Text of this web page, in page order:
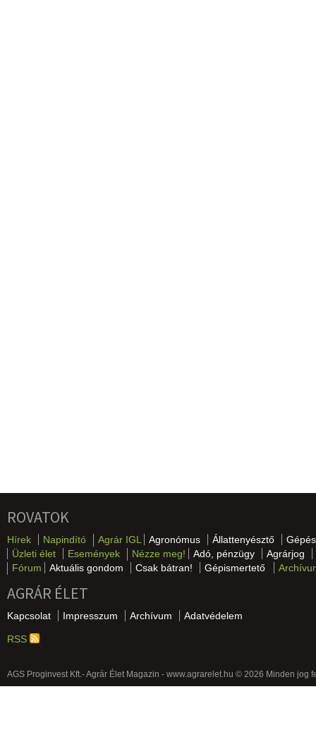
ROVATOK
Hírek Napindító Agrár IGL Agronómus Állattenyésztő
Üzleti élet
Események Nézze meg! Adó, pénzügy
Agrárjog
Fórum
Aktuális gondom Csak bátran! Gépismertető
AGRÁR ÉLET
Kapcsolat Impresszum Archívum Adatvédelem
RSS
AGS Proginvest Kft.- Agrár Élet Magazin - www.agrarelet.hu © 2026 Minden jog